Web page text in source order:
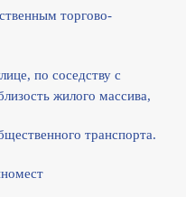
торгово-
по соседству с
жилого массива,
транспорта.